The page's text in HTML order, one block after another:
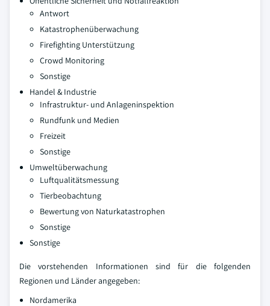
Antwort
Katastrophenüberwachung
Firefighting Unterstützung
Crowd Monitoring
Sonstige
Handel & Industrie
Infrastruktur- und Anlageninspektion
Rundfunk und Medien
Freizeit
Sonstige
Umweltüberwachung
Luftqualitätsmessung
Tierbeobachtung
Bewertung von Naturkatastrophen
Sonstige
Sonstige
Die vorstehenden Informationen sind für die folgenden
Regionen und Länder angegeben:
Nordamerika